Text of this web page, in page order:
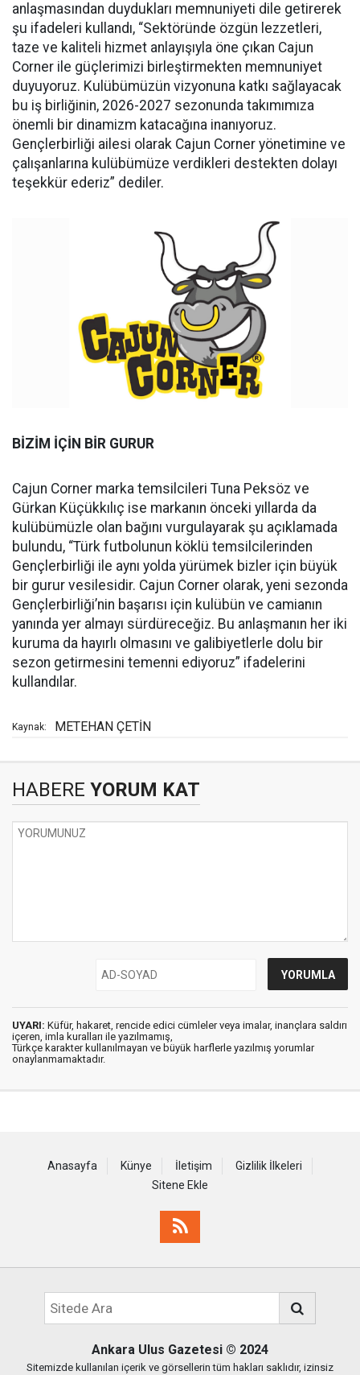
anlaşmasından duydukları memnuniyeti dile getirerek
şu ifadeleri kullandı, “Sektöründe özgün lezzetleri,
taze ve kaliteli hizmet anlayışıyla öne çıkan Cajun
Corner ile güçlerimizi birleştirmekten memnuniyet
duyuyoruz. Kulübümüzün vizyonuna katkı sağlayacak
bu iş birliğinin, 2026-2027 sezonunda takımımıza
önemli bir dinamizm katacağına inanıyoruz.
Gençlerbirliği ailesi olarak Cajun Corner yönetimine ve
çalışanlarına kulübümüze verdikleri destekten dolayı
teşekkür ederiz” dediler.
BİZİM İÇİN BİR GURUR
Cajun Corner marka temsilcileri Tuna Peksöz ve
Gürkan Küçükkılıç ise markanın önceki yıllarda da
kulübümüzle olan bağını vurgulayarak şu açıklamada
bulundu, “Türk futbolunun köklü temsilcilerinden
Gençlerbirliği ile aynı yolda yürümek bizler için büyük
bir gurur vesilesidir. Cajun Corner olarak, yeni sezonda
Gençlerbirliği’nin başarısı için kulübün ve camianın
yanında yer almayı sürdüreceğiz. Bu anlaşmanın her iki
kuruma da hayırlı olmasını ve galibiyetlerle dolu bir
sezon getirmesini temenni ediyoruz” ifadelerini
kullandılar.
Kaynak: METEHAN ÇETİN
HABERE YORUM KAT
UYARI: Küfür, hakaret, rencide edici cümleler veya imalar, inançlara saldırı
içeren, imla kuralları ile yazılmamış,
Türkçe karakter kullanılmayan ve büyük harflerle yazılmış yorumlar
onaylanmamaktadır.
Anasayfa Künye İletişim
Gizlilik İlkeleri
Sitene Ekle
Ankara Ulus Gazetesi © 2024
Sitemizde kullanılan içerik ve görsellerin tüm hakları saklıdır, izinsiz